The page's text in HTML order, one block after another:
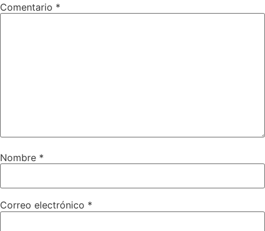
Comentario *
Nombre *
Correo electrónico *